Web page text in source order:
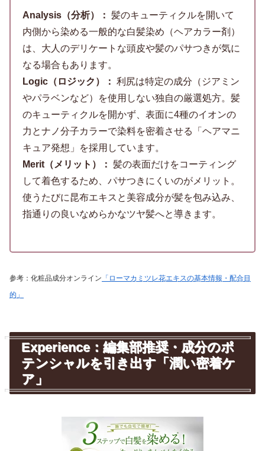
Analysis（分析）： 髪のキューティクルを開いて
内側から染める一般的な白髪染め（ヘアカラー剤）
は、大人のデリケートな頭皮や髪のパサつきが気に
なる場合もあります。
Logic（ロジック）： 利尻は特定の成分（ジアミン
やパラベンなど）を使用しない独自の厳選処方。髪
のキューティクルを開かず、表面に4種のイオンの
力とナノ分子カラーで染料を密着させる「ヘアマニ
キュア発想」を採用しています。
Merit（メリット）： 髪の表面だけをコーティング
して着色するため、パサつきにくいのがメリット。
使うたびに昆布エキスと美容成分が髪を包み込み、
指通りの良いなめらかなツヤ髪へと導きます。
参考：化粧品成分オンライン 「ローマカミツレ花エキスの基本情報・配合目
的」
Experience：編集部推奨・成分のポ
テンシャルを引き出す「潤い密着ケ
ア」